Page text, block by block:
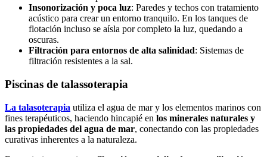
Insonorización y poca luz: Paredes y techos con tratamiento
acústico para crear un entorno tranquilo. En los tanques de
flotación incluso se aísla por completo la luz, quedando a
oscuras.
Filtración para entornos de alta salinidad: Sistemas de
filtración resistentes a la sal.
Piscinas de talassoterapia
La talasoterapia utiliza el agua de mar y los elementos marinos con
fines terapéuticos, haciendo hincapié en los minerales naturales y
las propiedades del agua de mar, conectando con las propiedades
curativas inherentes a la naturaleza.